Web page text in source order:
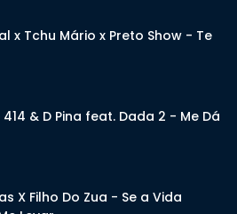
x Tchu Mário x Preto Show - Te
414 & D Pina feat. Dada 2 - Me Dá
X Filho Do Zua - Se a Vida